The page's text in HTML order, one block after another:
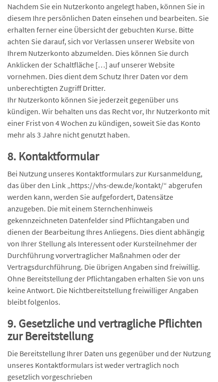
Nachdem Sie ein Nutzerkonto angelegt haben, können Sie in
diesem Ihre persönlichen Daten einsehen und bearbeiten. Sie
erhalten ferner eine Übersicht der gebuchten Kurse. Bitte
achten Sie darauf, sich vor Verlassen unserer Website von
Ihrem Nutzerkonto abzumelden. Dies können Sie durch
Anklicken der Schaltfläche […] auf unserer Website
vornehmen. Dies dient dem Schutz Ihrer Daten vor dem
unberechtigten Zugriff Dritter.
Ihr Nutzerkonto können Sie jederzeit gegenüber uns
kündigen. Wir behalten uns das Recht vor, Ihr Nutzerkonto mit
einer Frist von 4 Wochen zu kündigen, soweit Sie das Konto
mehr als 3 Jahre nicht genutzt haben.
8. Kontaktformular
Bei Nutzung unseres Kontaktformulars zur Kursanmeldung,
das über den Link „https://vhs-dew.de/kontakt/“ abgerufen
werden kann, werden Sie aufgefordert, Datensätze
anzugeben. Die mit einem Sternchenhinweis
gekennzeichneten Datenfelder sind Pflichtangaben und
dienen der Bearbeitung Ihres Anliegens. Dies dient abhängig
von Ihrer Stellung als Interessent oder Kursteilnehmer der
Durchführung vorvertraglicher Maßnahmen oder der
Vertragsdurchführung. Die übrigen Angaben sind freiwillig.
Ohne Bereitstellung der Pflichtangaben erhalten Sie von uns
keine Antwort. Die Nichtbereitstellung freiwilliger Angaben
bleibt folgenlos.
9. Gesetzliche und vertragliche Pflichten
zur Bereitstellung
Die Bereitstellung Ihrer Daten uns gegenüber und der Nutzung
unseres Kontaktformulars ist weder vertraglich noch
gesetzlich vorgeschrieben